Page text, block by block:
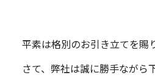
平素は格別のお引き立てを賜
さて、弊社は誠に勝手ながら